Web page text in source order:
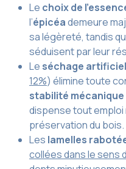
Le choix de
l’épicéademeure
sa légèreté, tandis
séduisent par leur
Le séchage artificiel
12%) élimine toute
stabilité mécanique
dispense tout emploi
préservation du bois.
Les lamelles
collées dans le sens